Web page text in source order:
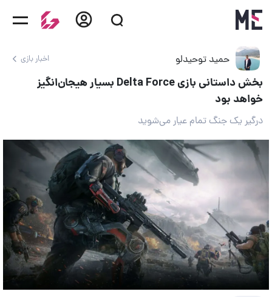
حمید توحیدلو اخبار بازی
بخش داستانی بازی Delta Force بسیار هیجان‌انگیز
خواهد بود
درگیر یک جنگ تمام عیار می‌شوید